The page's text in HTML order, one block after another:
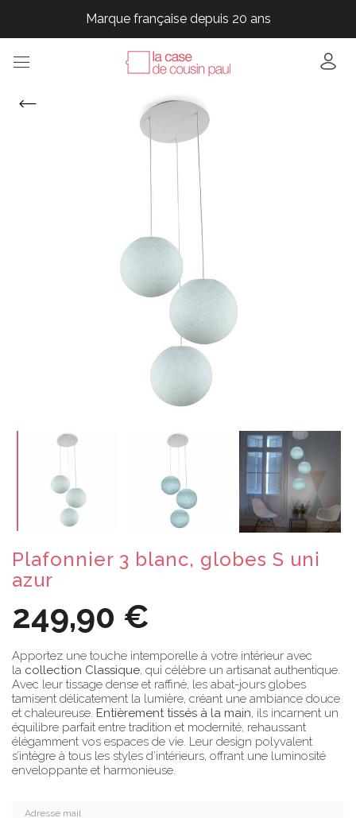
Marque française depuis 20 ans
Marque française depuis 20 ans
Marque française depuis 20 ans
Plafonnier 3 blanc, globes S uni
azur
249,90 €
Apportez une touche intemporelle à votre intérieur avec
la collection Classique, qui célèbre un artisanat authentique.
Avec leur tissage dense et raffiné, les abat-jours globes
tamisent délicatement la lumière, créant une ambiance douce
et chaleureuse. Entièrement tissés à la main, ils incarnent un
équilibre parfait entre tradition et modernité, rehaussant
élégamment vos espaces de vie. Leur design polyvalent
s’intègre à tous les styles d’intérieurs, offrant une luminosité
enveloppante et harmonieuse.